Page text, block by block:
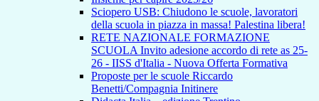
Sciopero USB: Chiudono le scuole, lavoratori
della scuola in piazza in massa! Palestina libera!
RETE NAZIONALE FORMAZIONE
SCUOLA Invito adesione accordo di rete as 25-
26 - IISS d'Italia - Nuova Offerta Formativa
Proposte per le scuole Riccardo
Benetti/Compagnia Initinere